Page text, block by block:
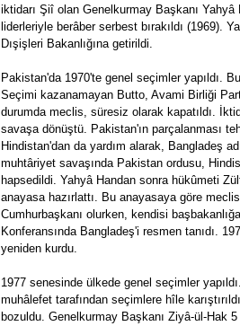
iktidarı Şiî olan Genelkurmay Başkanı
liderleriyle berâber serbest bırakıldı (1969).
Dışişleri Bakanlığına getirildi.
Pakistan'da 1970'te genel seçimler yapıldı.
Seçimi kazanamayan Butto, Avami Birliği
durumda meclis, süresiz olarak kapatıldı.
savaşa dönüştü. Pakistan'ın parçalanması
Hindistan'dan da yardım alarak, Bangladeş
muhtâriyet savaşında Pakistan ordusu,
hapsedildi. Yahyâ Handan sonra hükûmeti
anayasa hazırlattı. Bu anayasaya göre
Cumhurbaşkanı olurken, kendisi
Konferansında Bangladeş'i resmen tanıdı.
yeniden kurdu.
1977 senesinde ülkede genel seçimler
muhâlefet tarafından seçimlere hîle
bozuldu. Genelkurmay Başkanı Ziyâ-ül-Hak